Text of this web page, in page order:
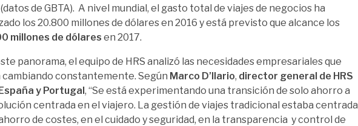
de GBTA). A nivel mundial, el gasto total de viajes de negocios ha
los 20.800 millones de dólares en 2016 y está previsto que alcance los
millones de dólares en 2017.
panorama, el equipo de HRS analizó las necesidades empresariales que
cambiando constantemente. Según Marco D’Ilario, director general de HRS
y Portugal, “Se está experimentando una transición de solo ahorro a
centrada en el viajero. La gestión de viajes tradicional estaba centrada
de costes, en el cuidado y seguridad, en la transparencia y control de